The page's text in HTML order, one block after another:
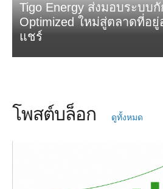
Tigo Energy ส่งมอบระบบกั
Optimized ใหม่สู่ตลาดที่อยู่
แชร์
โพสต์บล็อก ดูทั้งหมด